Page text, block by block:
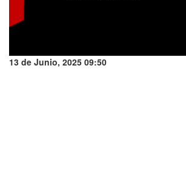
13 de Junio, 2025 09:50